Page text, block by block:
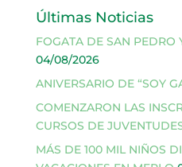
Últimas Noticias
FOGATA DE SAN PEDRO
04/08/2026
ANIVERSARIO DE “SOY
COMENZARON LAS
CURSOS DE
MÁS DE 100 MIL NIÑOS